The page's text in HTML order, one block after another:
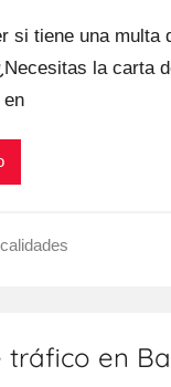
ѕi tiene una multa
la carta
en
tráfico en